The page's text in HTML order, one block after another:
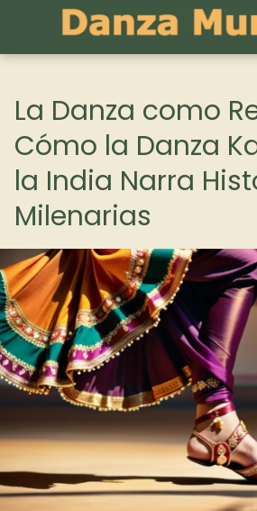
La Danza como
Cómo la Danza
la India Narra
Milenarias